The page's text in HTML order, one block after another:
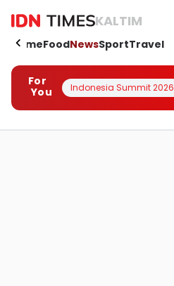
KALTIM
HomeFoodNewsSportTravel
For
You
Indonesia Summit 2026